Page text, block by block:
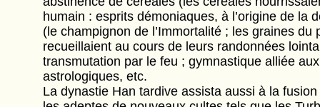
humain : esprits démoniaques, à l’origine de la
(le champignon de l’Immortalité ; les graines
recueillaient au cours de leurs randonnées
transmutation par le feu ; gymnastique alliée
astrologiques, etc.
La dynastie Han tardive assista aussi à la